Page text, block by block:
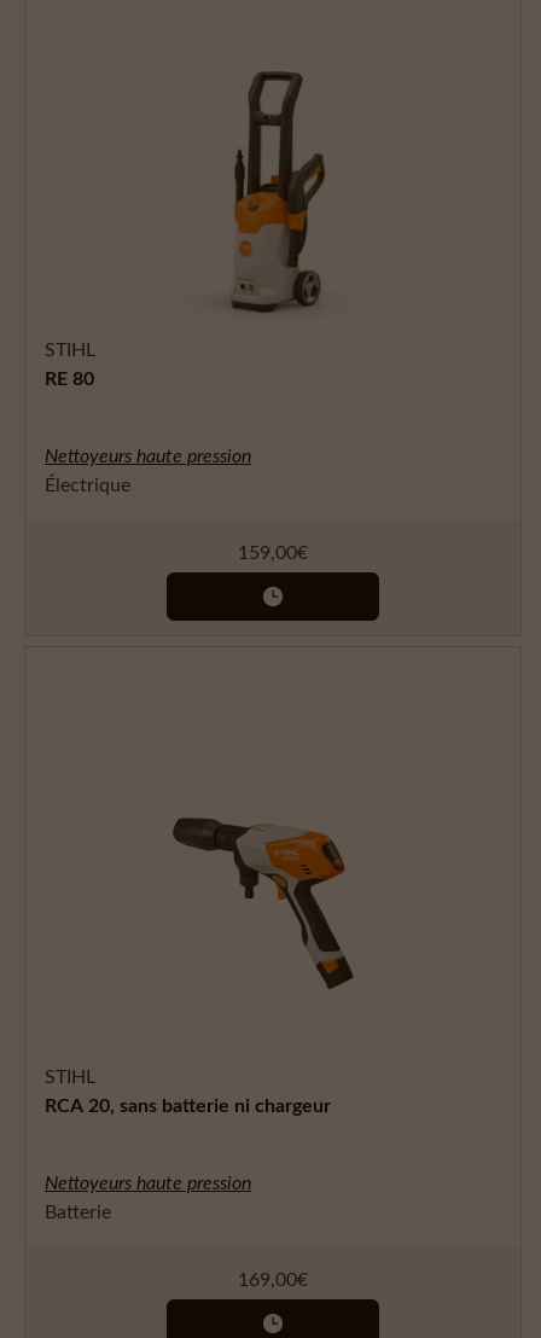
STIHL
RE 80
Nettoyeurs haute pression
Électrique
159,00€
STIHL
RCA 20, sans batterie ni chargeur
Nettoyeurs haute pression
Batterie
169,00€